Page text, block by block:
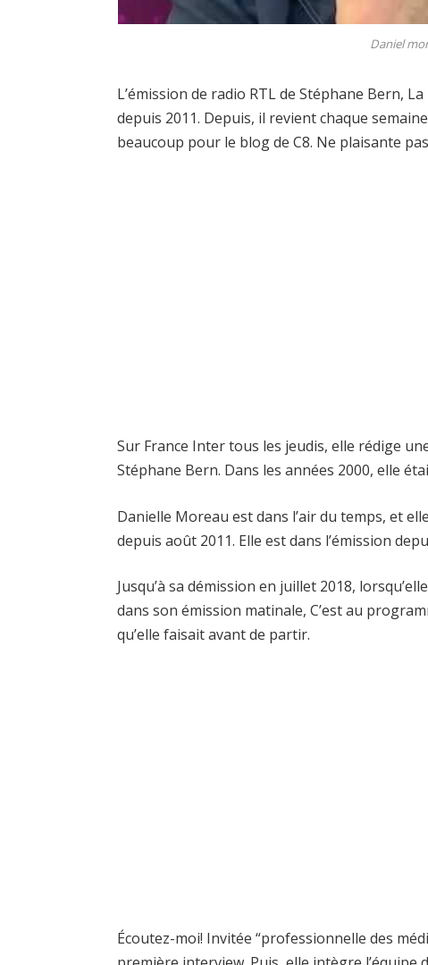
Daniel
L’émission de radio RTL de Stéphane Bern,
depuis 2011. Depuis, il revient chaque
beaucoup pour le blog de C8. Ne plaisante
Sur France Inter tous les jeudis, elle rédige
Stéphane Bern. Dans les années 2000, elle
Danielle Moreau est dans l’air du temps, et
depuis août 2011. Elle est dans l’émission
Jusqu’à sa démission en juillet 2018,
dans son émission matinale, C’est au
qu’elle faisait avant de partir.
Écoutez-moi! Invitée “professionnelle des